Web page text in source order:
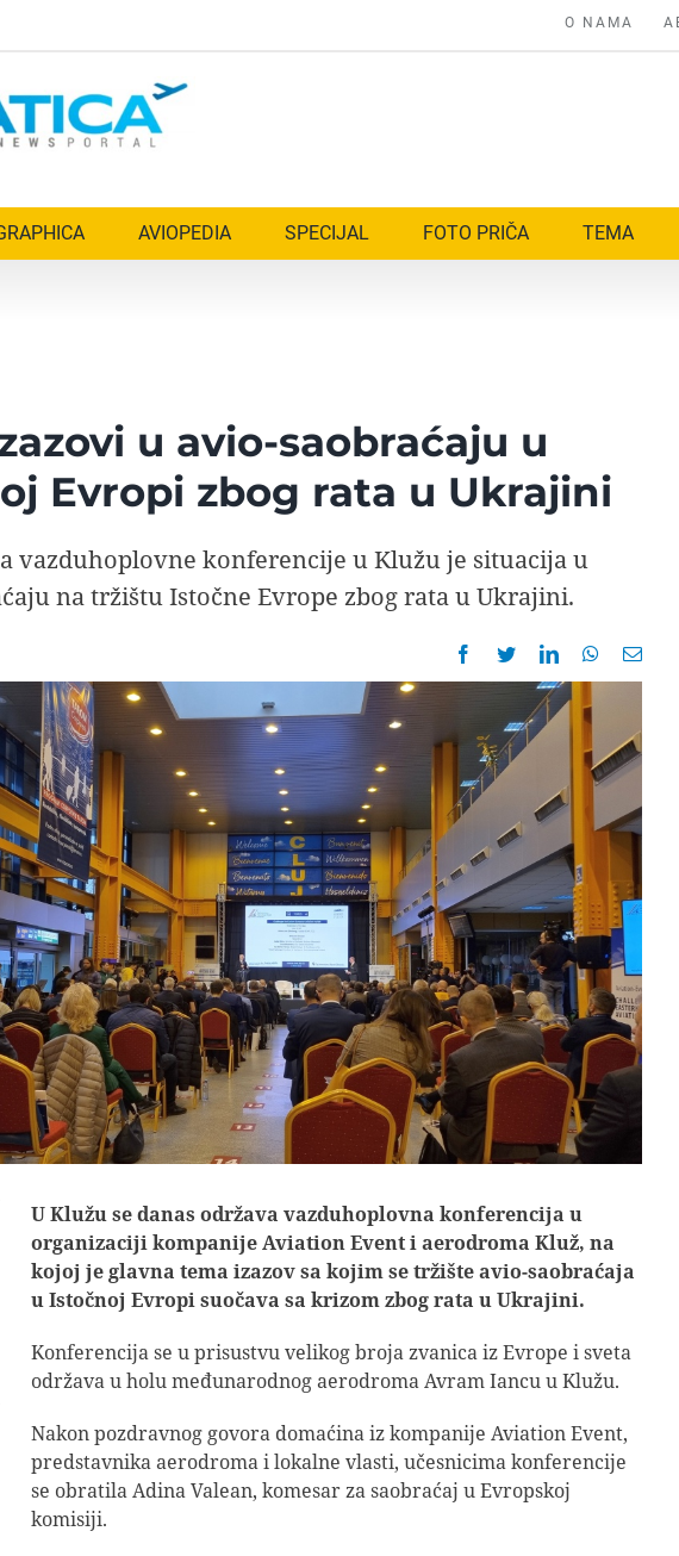
O NAMA
AVIOPEDIA SPECIJAL FOTO PRIČA TEMA
u avio-saobraćaju u
Evropi zbog rata u Ukrajini
vazduhoplovne konferencije u Klužu je situacija u
na tržištu Istočne Evrope zbog rata u Ukrajini.
U Klužu se danas održava vazduhoplovna konferencija u
organizaciji kompanije Aviation Event i aerodroma Kluž, na
kojoj je glavna tema izazov sa kojim se tržište avio-saobraćaja
u Istočnoj Evropi suočava sa krizom zbog rata u Ukrajini.
Konferencija se u prisustvu velikog broja zvanica iz Evrope i sveta
održava u holu međunarodnog aerodroma Avram Iancu u Klužu.
Nakon pozdravnog govora domaćina iz kompanije Aviation Event,
predstavnika aerodroma i lokalne vlasti, učesnicima konferencije
se obratila Adina Valean, komesar za saobraćaj u Evropskoj
komisiji.